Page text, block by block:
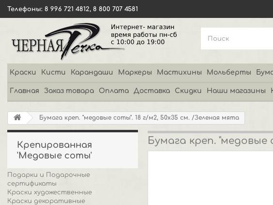
Телефоны: 8 996 721 4812, 8 800 707 4581
Краски Кисти Карандаши Маркеры Мастихины Мольберты
Главная Заказ товара Оплата Доставка Скидки Наши магазины
Бумага креп. "медовые соты". 18 г/м2, 50х35 см. /Зеленая мята
Крепированная
'Медовые соты'
Подарки и Подарочные
сертификаты
Краски художественные
Краски декоративные
Бумага креп. "медовые